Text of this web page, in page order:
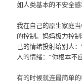
如人类基本的不安全感
我在自己的原生家庭
的控制。妈妈极力控
己的情绪投射给别人
人的情绪：“你根本不
有的时候就连最简单